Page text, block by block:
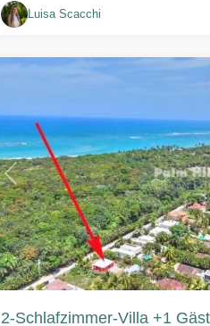
Luisa Scacchi
Vorherige
2-Schlafzimmer-Villa +1